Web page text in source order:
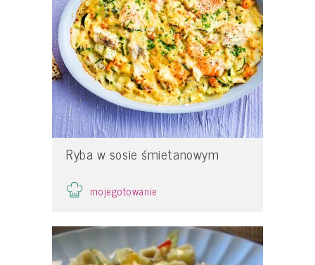
Ryba w sosie śmietanowym
mojegotowanie